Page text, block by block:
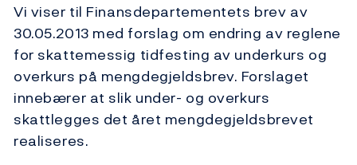
Vi viser til Finansdepartementets brev av
30.05.2013 med forslag om endring av reglene
for skattemessig tidfesting av underkurs og
overkurs på mengdegjeldsbrev. Forslaget
innebærer at slik under- og overkurs
skattlegges det året mengdegjeldsbrevet
realiseres.